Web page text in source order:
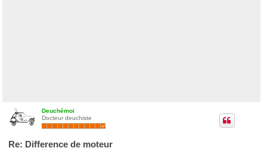
Deuchémoi
Docteur deuchiste
Re: Difference de moteur